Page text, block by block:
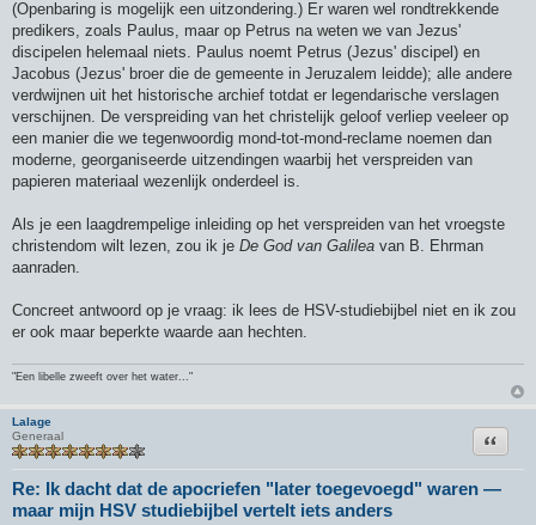
(Openbaring is mogelijk een uitzondering.) Er waren wel rondtrekkende
predikers, zoals Paulus, maar op Petrus na weten we van Jezus'
discipelen helemaal niets. Paulus noemt Petrus (Jezus' discipel) en
Jacobus (Jezus' broer die de gemeente in Jeruzalem leidde); alle andere
verdwijnen uit het historische archief totdat er legendarische verslagen
verschijnen. De verspreiding van het christelijk geloof verliep veeleer op
een manier die we tegenwoordig mond-tot-mond-reclame noemen dan
moderne, georganiseerde uitzendingen waarbij het verspreiden van
papieren materiaal wezenlijk onderdeel is.
Als je een laagdrempelige inleiding op het verspreiden van het vroegste
christendom wilt lezen, zou ik je De God van Galilea van B. Ehrman
aanraden.
Concreet antwoord op je vraag: ik lees de HSV-studiebijbel niet en ik zou
er ook maar beperkte waarde aan hechten.
"Een libelle zweeft over het water..."
Lalage
Generaal
Re: Ik dacht dat de apocriefen "later toegevoegd" waren —
maar mijn HSV studiebijbel vertelt iets anders
Citeer